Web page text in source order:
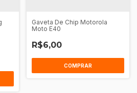
Gaveta De Chip Motorola
Moto E40
R$6,00
COMPRAR